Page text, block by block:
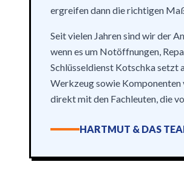
ergreifen dann die richtigen
Seit vielen Jahren sind wir der
wenn es um Notöffnungen,
Schlüsseldienst Kotschka setzt
Werkzeug sowie Komponenten
direkt mit den Fachleuten, die
HARTMUT & DAS